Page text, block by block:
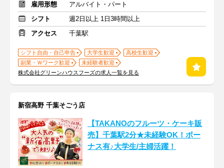
雇用形態
アルバイト・パート
シフト
週2日以上 1日3時間以上
アクセス
千葉駅
シフト自由・自己申告 大学生歓迎
高校生歓迎
副業・Ｗワーク歓迎
未経験者歓迎
株式会社グリーンハウスフーズの求人一覧を見る
新宿高野 千葉そごう店
【TAKANOのフルーツ・ケーキ販
売】千葉駅2分★未経験OK！ボー
ナス有♪大学生/主婦活躍！